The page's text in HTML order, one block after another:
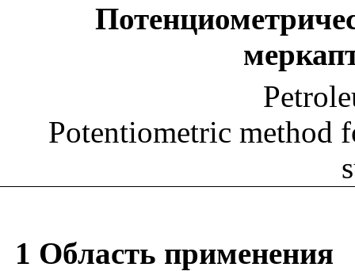
Potentiometric method
1 Область применения